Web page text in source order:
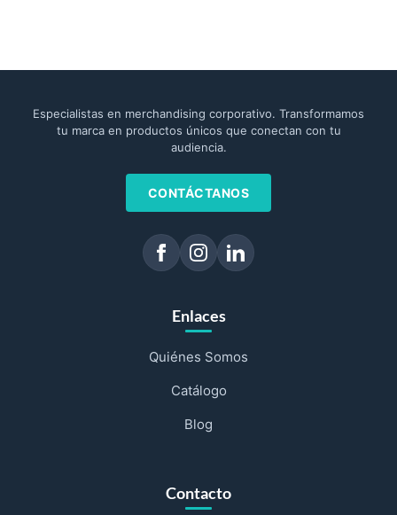
Especialistas en merchandising corporativo. Transformamos
tu marca en productos únicos que conectan con tu
audiencia.
CONTÁCTANOS
Enlaces
Quiénes Somos
Catálogo
Blog
Contacto